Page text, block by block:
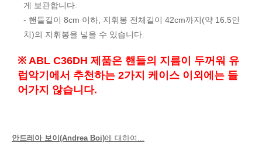
게 보관합니다.
- 핸들길이 8cm 이하, 지휘봉 전체길이 42cm까지(약 16.5인
치)의 지휘봉을 넣을 수 있습니다.
※ ABL C36DH 제품은 핸들의 지름이 두꺼워 유
럽악기에서 추천하는 2가지 케이스 이외에는 들
어가지 않습니다.
안드레아 보이(Andrea Boi)에 대하여...